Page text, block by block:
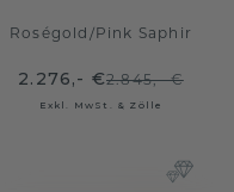
Roségold /Pink Saphir
2.276,- €2.845,- €
Exkl. MwSt. & Zölle